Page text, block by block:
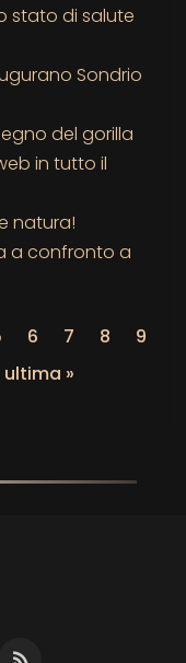
stato di salute
Sondrio
del gorilla
in tutto il
natura!
a confronto a
6 7 8
9
ultima »